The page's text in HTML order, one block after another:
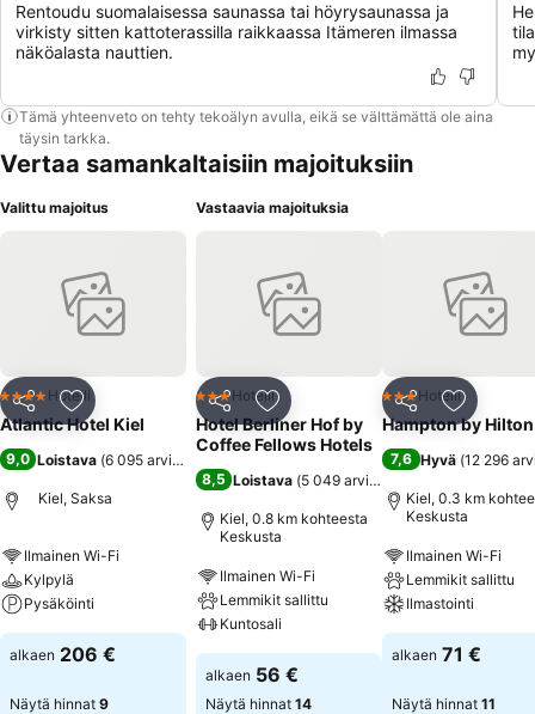
Rentoudu suomalaisessa saunassa tai höyrysaunassa ja
virkisty sitten kattoterassilla raikkaassa Itämeren ilmassa
näköalasta nauttien.
Tämä yhteenveto on tehty tekoälyn avulla, eikä se välttämättä ole aina
täysin tarkka.
Vertaa samankaltaisiin majoituksiin
Valittu majoitus
Jaa Lisää suosikkeihin
4 Tähtiluokitus
Hotelli
Atlantic Hotel Kiel
9,0 Loistava (6 095 arviota
Kiel, Saksa
Ilmainen Wi-Fi
Kylpylä
Pysäköinti
alkaen 206 €
Näytä hinnat 9
Vastaavia majoituksia
Jaa Lisää suosikkeihin
3 Tähtiluokitus
Hotelli
Hotel Berliner Hof by
Coffee Fellows Hotels
8,5 Loistava (5 049 arviota
Kiel, 0.8 km kohteesta
Keskusta
Ilmainen Wi-Fi
Lemmikit sallittu
Kuntosali
alkaen 56 €
Näytä hinnat 14
Jaa Lisää
3 Tähtiluokitus
Hotelli
Hampton by
7,6 Hyvä (12 296
Kiel, 0.3 km
Keskusta
Ilmainen Wi-Fi
Lemmikit sallittu
Ilmastointi
alkaen 71 €
Näytä hinnat 11